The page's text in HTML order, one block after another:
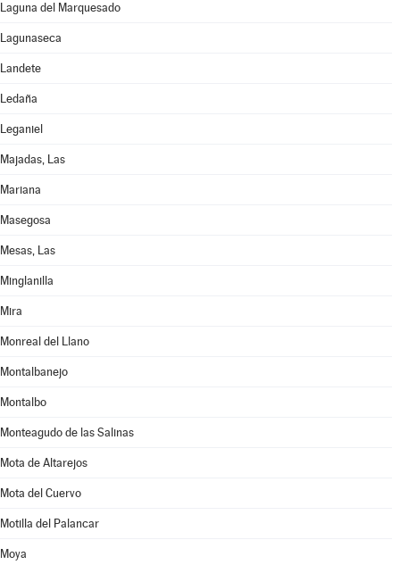
Laguna del Marquesado
Lagunaseca
Landete
Ledaña
Leganiel
Majadas, Las
Mariana
Masegosa
Mesas, Las
Minglanilla
Mira
Monreal del Llano
Montalbanejo
Montalbo
Monteagudo de las Salinas
Mota de Altarejos
Mota del Cuervo
Motilla del Palancar
Moya